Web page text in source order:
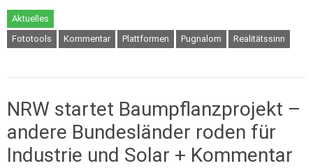
Aktuelles
Fototools
Kommentar Plattformen Pugnalom Realitätssinn
NRW startet Baumpflanzprojekt –
andere Bundesländer roden für
Industrie und Solar + Kommentar